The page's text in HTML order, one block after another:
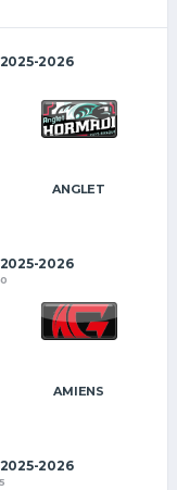
2025-2026
ANGLET
2025-2026
AMIENS
2025-2026